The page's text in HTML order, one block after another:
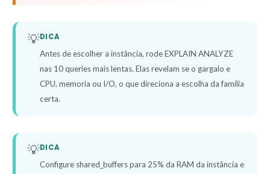
💡DICA
Antes de escolher a instância, rode EXPLAIN ANALYZE
nas 10 queries mais lentas. Elas revelam se o gargalo e
CPU, memoria ou I/O, o que direciona a escolha da família
certa.
💡DICA
Configure shared_buffers para 25% da RAM da instância e